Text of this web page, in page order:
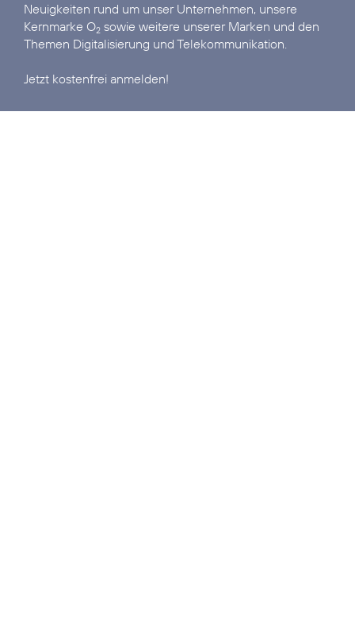
Neuigkeiten rund um unser Unternehmen, unsere
Kernmarke O2 sowie weitere unserer Marken und den
Themen Digitalisierung und Telekommunikation.
Jetzt kostenfrei anmelden!